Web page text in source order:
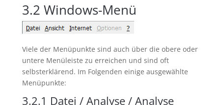
3.2 Windows-Menü
Viele der Menüpunkte sind auch über die obere oder
untere Menüleiste zu erreichen und sind oft
selbsterklärend. Im Folgenden einige ausgewählte
Menüpunkte:
3.2.1 Datei / Analyse / Analyse